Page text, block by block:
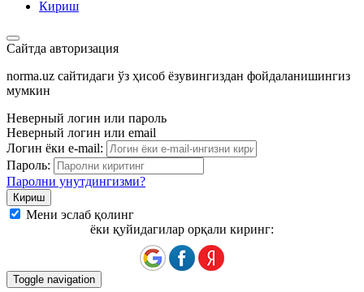
Кириш
Сайтда авторизация
norma.uz сайтидаги ўз ҳисоб ёзувингиздан фойдаланишингиз
мумкин
Неверный логин или пароль
Неверный логин или email
Логин ёки e-mail:
Пароль:
Паролни унутдингизми?
Мени эслаб қолинг
ёки қуйидагилар орқали киринг:
Toggle navigation